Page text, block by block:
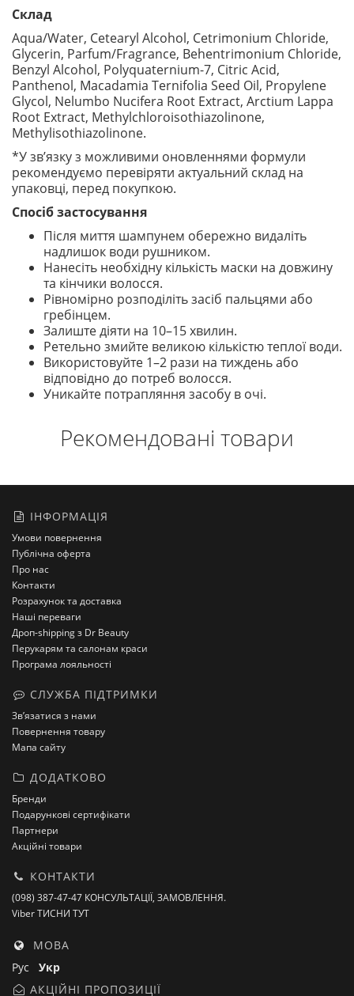
Склад
Aqua/Water, Cetearyl Alcohol, Cetrimonium Chloride,
Glycerin, Parfum/Fragrance, Behentrimonium Chloride,
Benzyl Alcohol, Polyquaternium-7, Citric Acid,
Panthenol, Macadamia Ternifolia Seed Oil, Propylene
Glycol, Nelumbo Nucifera Root Extract, Arctium Lappa
Root Extract, Methylchloroisothiazolinone,
Methylisothiazolinone.
*У зв’язку з можливими оновленнями формули
рекомендуємо перевіряти актуальний склад на
упаковці, перед покупкою.
Спосіб застосування
Після миття шампунем обережно видаліть
надлишок води рушником.
Нанесіть необхідну кількість маски на довжину
та кінчики волосся.
Рівномірно розподіліть засіб пальцями або
гребінцем.
Залиште діяти на 10–15 хвилин.
Ретельно змийте великою кількістю теплої води.
Використовуйте 1–2 рази на тиждень або
відповідно до потреб волосся.
Уникайте потрапляння засобу в очі.
Рекомендовані товари
ІНФОРМАЦІЯ
Умови повернення
Публічна оферта
Про нас
Контакти
Розрахунок та доставка
Наші переваги
Дроп-shipping з Dr Beauty
Перукарям та салонам краси
Програма лояльності
СЛУЖБА ПІДТРИМКИ
Зв’язатися з нами
Повернення товару
Мапа сайту
ДОДАТКОВО
Бренди
Подарункові сертифікати
Партнери
Акційні товари
КОНТАКТИ
(098) 387-47-47 КОНСУЛЬТАЦІЇ, ЗАМОВЛЕННЯ.
Viber ТИСНИ ТУТ
МОВА
Рус Укр
АКЦІЙНІ ПРОПОЗИЦІЇ